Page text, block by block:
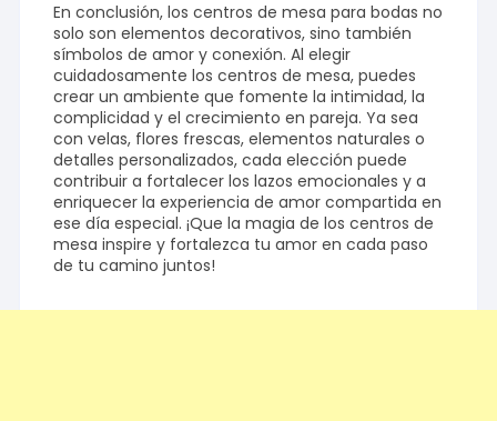
En conclusión, los centros de mesa para bodas no
solo son elementos decorativos, sino también
símbolos de amor y conexión. Al elegir
cuidadosamente los centros de mesa, puedes
crear un ambiente que fomente la intimidad, la
complicidad y el crecimiento en pareja. Ya sea
con velas, flores frescas, elementos naturales o
detalles personalizados, cada elección puede
contribuir a fortalecer los lazos emocionales y a
enriquecer la experiencia de amor compartida en
ese día especial. ¡Que la magia de los centros de
mesa inspire y fortalezca tu amor en cada paso
de tu camino juntos!